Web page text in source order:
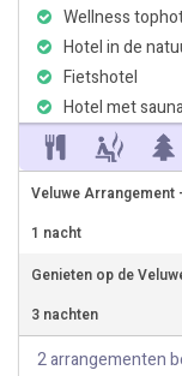
Wellness
Hotel in de
Fietshotel
Hotel met
Veluwe
1 nacht
Genieten op de
3 nachten
2 arrangementen